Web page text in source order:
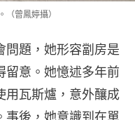
曾鳳婷攝）
問題，她形容劏房是
留意。她憶述多年前
用瓦斯爐，意外釀成
事後，她意識到在單